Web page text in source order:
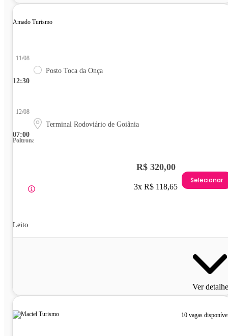
Amado Turismo
12:30
11/08
Posto Toca da Onça
07:00
12/08
Terminal Rodoviário de Goiânia
Poltrona
Leito
R$ 320,00
3x R$ 118,65
Selecionar
Ver
10 vagas